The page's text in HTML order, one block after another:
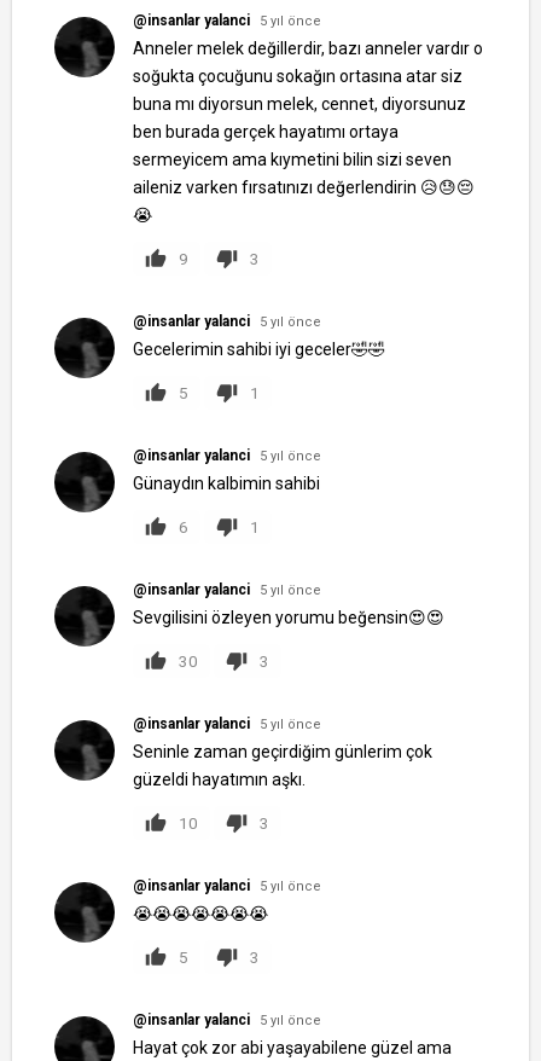
@insanlar yalanci 5 yıl önce
Anneler melek değillerdir, bazı anneler vardır o
soğukta çocuğunu sokağın ortasına atar siz
buna mı diyorsun melek, cennet, diyorsunuz
ben burada gerçek hayatımı ortaya
sermeyicem ama kıymetini bilin sizi seven
aileniz varken fırsatınızı değerlendirin 😥😓😔
😭
9 3
@insanlar yalanci 5 yıl önce
Gecelerimin sahibi iyi geceler🤣🤣
5 1
@insanlar yalanci 5 yıl önce
Günaydın kalbimin sahibi
6 1
@insanlar yalanci 5 yıl önce
Sevgilisini özleyen yorumu beğensin😍😍
30 3
@insanlar yalanci 5 yıl önce
Seninle zaman geçirdiğim günlerim çok
güzeldi hayatımın aşkı.
10 3
@insanlar yalanci 5 yıl önce
😭😭😭😭😭😭😭
5 3
@insanlar yalanci 5 yıl önce
Hayat çok zor abi yaşayabilene güzel ama